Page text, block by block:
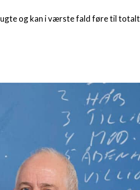
og kan i værste fald føre til totalt